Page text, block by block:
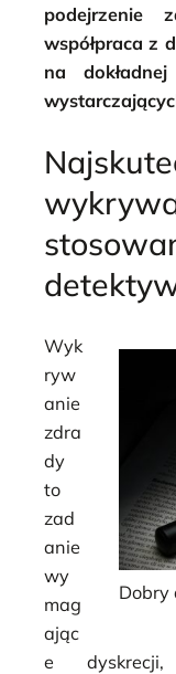
podejrzenie
współpraca z
na
Dobry
Wyk
ryw
anie
zdra
dy
to
zad
anie
wy
mag
ając
e